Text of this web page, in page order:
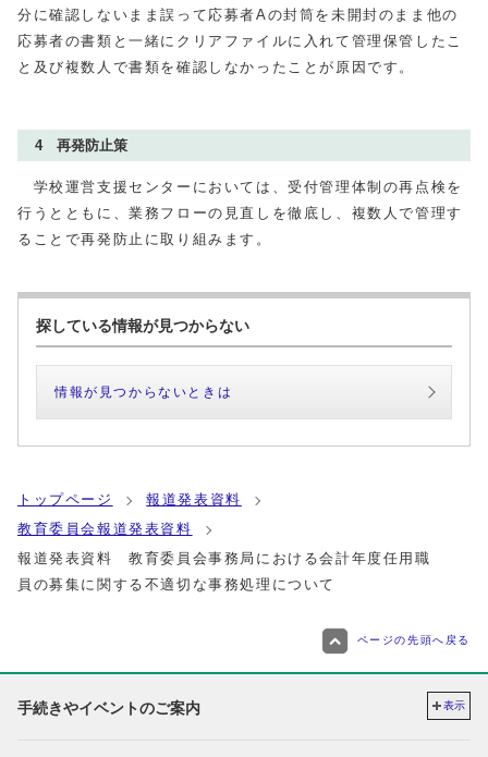
分に確認しないまま誤って応募者Aの封筒を未開封のまま他の
応募者の書類と一緒にクリアファイルに入れて管理保管したこ
と及び複数人で書類を確認しなかったことが原因です。
4 再発防止策
学校運営支援センターにおいては、受付管理体制の再点検を
行うとともに、業務フローの見直しを徹底し、複数人で管理す
ることで再発防止に取り組みます。
探している情報が見つからない
情報が見つからないときは
トップページ
報道発表資料
教育委員会報道発表資料
報道発表資料 教育委員会事務局における会計年度任用職
員の募集に関する不適切な事務処理について
ページの先頭へ戻る
手続きやイベントのご案内 表示